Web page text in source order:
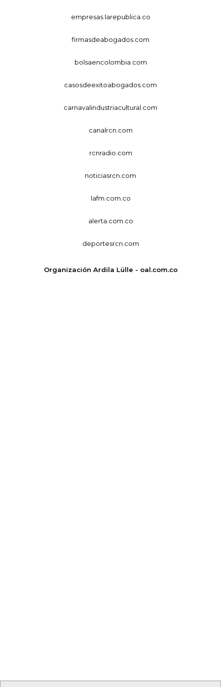
empresas.larepublica.co
firmasdeabogados.com
bolsaencolombia.com
casosdeexitoabogados.com
carnavalindustriacultural.com
canalrcn.com
rcnradio.com
noticiasrcn.com
lafm.com.co
alerta.com.co
deportesrcn.com
Organización Ardila Lülle - oal.com.co